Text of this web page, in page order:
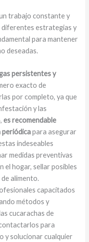
trabajo constante y
diferentes estrategias y
para mantener
deseadas.
persistentes y
exacto de
por completo, ya que
y las
es recomendable
periódicapara asegurar
indeseables
medidas preventivas
el hogar, sellar posibles
alimento.
capacitados
métodos y
cucarachas de
para
y solucionar cualquier